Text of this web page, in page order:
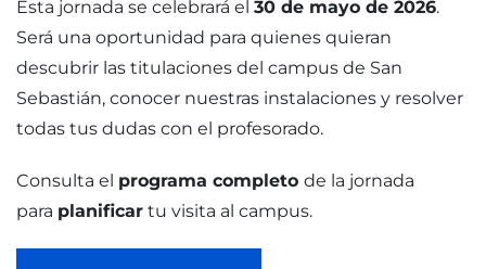
Esta jornada se celebrará el 30 de mayo de 2026.
Será una oportunidad para quienes quieran
descubrir las titulaciones del campus de San
Sebastián, conocer nuestras instalaciones y resolver
todas tus dudas con el profesorado.
Consulta el programa completo de la jornada
para planificar tu visita al campus.